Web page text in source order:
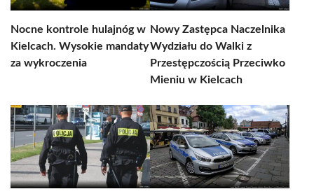
Nocne kontrole hulajnóg w
Kielcach. Wysokie mandaty
za wykroczenia
Nowy Zastępca Naczelnika
Wydziału do Walki z
Przestępczością Przeciwko
Mieniu w Kielcach